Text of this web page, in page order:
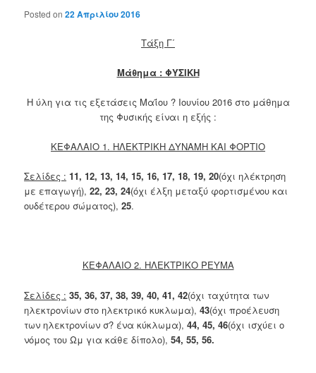
Posted on22 Απριλίου 2016
Τάξη Γ΄
Μάθημα : ΦΥΣΙΚΗ
Η ύλη για τις εξετάσεις Μαΐου ? Ιουνίου 2016 στο μάθημα
της Φυσικής είναι η εξής :
ΚΕΦΑΛΑΙΟ 1. ΗΛΕΚΤΡΙΚΗ ΔΥΝΑΜΗ ΚΑΙ ΦΟΡΤΙΟ
Σελίδες : 11, 12, 13, 14, 15, 16, 17, 18, 19, 20(όχι ηλέκτρηση
με επαγωγή),22, 23, 24(όχι έλξη μεταξύ φορτισμένου και
ουδέτερου σώματος),25.
ΚΕΦΑΛΑΙΟ 2. ΗΛΕΚΤΡΙΚΟ ΡΕΥΜΑ
Σελίδες : 35, 36, 37, 38, 39, 40, 41, 42(όχι ταχύτητα των
ηλεκτρονίων στο ηλεκτρικό κυκλωμα),43(όχι προέλευση
των ηλεκτρονίων σ? ένα κύκλωμα),44, 45, 46(όχι ισχύει ο
νόμος του Ωμ για κάθε δίπολο),54, 55, 56.